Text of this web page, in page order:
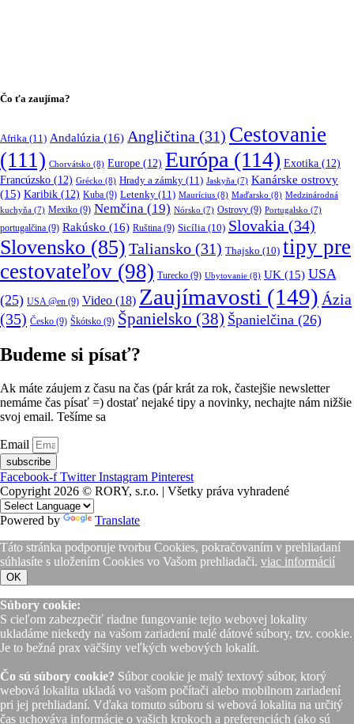
Čo ťa zaujíma?
Afrika (11) Andalúzia (16) Angličtina (31) Cestovanie
(111) Chorvátsko (8) Europe (12) Európa (114) Exotika (12)
Francúzsko (12) Grécko (8) Hrady a zámky (11) Jaskyňa (7) Kanárske ostrovy
(15) Karibik (12) Kuba (9) Letenky (11) Maurícius (8) Maďarsko (8) Medzinárodná
kuchyňa (7) Mexiko (9) Nemčina (19) Nórsko (7) Ostrovy (9) Portugalsko (7)
portugalčina (9) Rakúsko (16) Ruština (9) Sicília (10) Slovakia (34)
Slovensko (85) Taliansko (31) Thajsko (10) tipy pre
cestovateľov (98) Turecko (9) Ubytovanie (8) UK (15) USA
(25) USA @en (9) Video (18) Zaujímavosti (149) Ázia
(35) Česko (9) Škótsko (9) Španielsko (38) Španielčina (26)
Budeme si písať?
Ak máte záujem z času na čas (pár krát za rok, častejšie newsletter
nemáme čas písať =) dostať nejaké tipy a novinky, nechajte nám nižšie
svoj email. Tešíme sa
Email
subscribe
Facebook-f Twitter Instagram Pinterest
Copyright 2026 © RORY, s.r.o. | Všetky práva vyhradené
Powered by
Translate
Táto stránka podporuje tvorbu Cookies, pokračovaním v prehliadaní
súhlasíte s uložením Cookies vo Vašom prehliadači. viac informácií
OK
Súbory cookie:
S cieľom zabezpečiť riadne fungovanie tejto webovej lokality
ukladáme niekedy na vašom zariadení malé dátové súbory, tzv. cookie.
Je to bežná prax väčšiny veľkých webových lokalít.
Čo sú súbory cookie? Súbor cookie je malý textový súbor, ktorý
webová lokalita ukladá vo vašom počítači alebo mobilnom zariadení
pri jej prehliadaní. Vďaka tomuto súboru si webová lokalita na určitý
čas uchováva informácie o vašich krokoch a preferenciách (ako sú